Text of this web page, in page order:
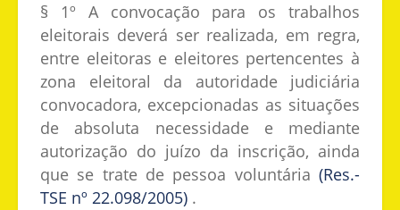
§ 1º A convocação para os trabalhos
eleitorais deverá ser realizada, em regra,
entre eleitoras e eleitores pertencentes à
zona eleitoral da autoridade judiciária
convocadora, excepcionadas as situações
de absoluta necessidade e mediante
autorização do juízo da inscrição, ainda
que se trate de pessoa voluntária (Res.-
TSE nº 22.098/2005) .